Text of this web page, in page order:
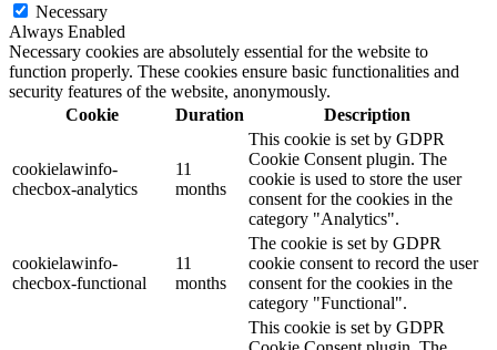
Necessary
Always Enabled
Necessary cookies are absolutely essential for the website to
function properly. These cookies ensure basic functionalities and
security features of the website, anonymously.
Cookie
Duration Description
cookielawinfo-
checbox-analytics
11
months
This cookie is set by GDPR
Cookie Consent plugin. The
cookie is used to store the user
consent for the cookies in the
category "Analytics".
cookielawinfo-
checbox-functional
11
months
The cookie is set by GDPR
cookie consent to record the user
consent for the cookies in the
category "Functional".
This cookie is set by GDPR